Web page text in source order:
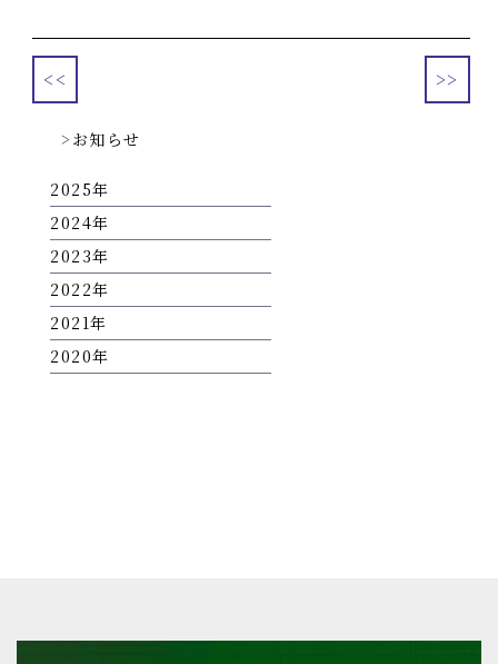
お知らせ
2025
2024
2023
2022
2021
2020
<< >>